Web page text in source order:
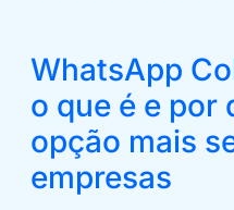
WhatsApp
o que é e por
opção mais
empresas